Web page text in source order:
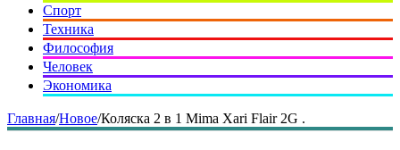
Спорт
Техника
Философия
Человек
Экономика
Главная/Новое/Коляска 2 в 1 Mima Xari Flair 2G .